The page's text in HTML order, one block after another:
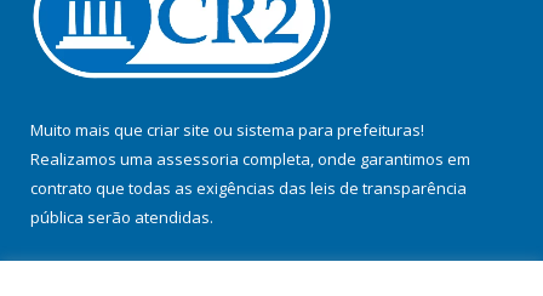
Muito mais que criar site ou sistema para prefeituras!
Realizamos uma assessoria completa, onde garantimos em
contrato que todas as exigências das leis de transparência
pública serão atendidas.